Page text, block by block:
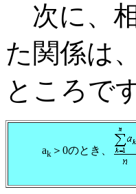
次に、
た関係は
ところで
ak ＞0のとき、